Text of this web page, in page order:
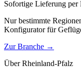
Sofortige Lieferung
Nur bestimmte
Konfigurator für
Zur Branche →
ÜberRheinland-Pfalz